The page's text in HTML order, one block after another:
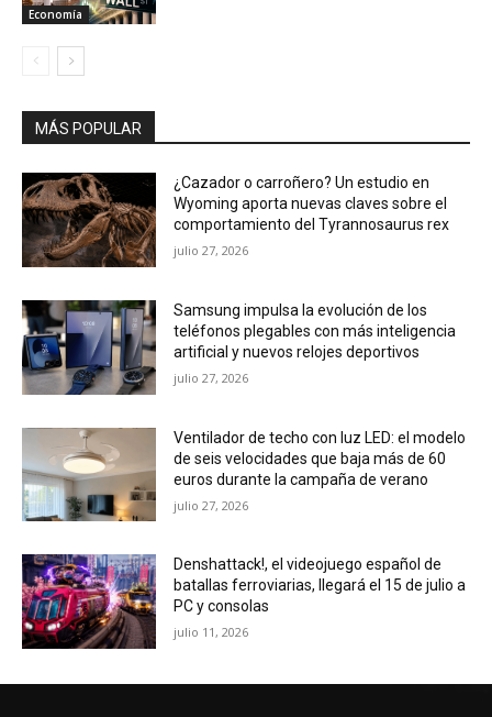
Economía
MÁS POPULAR
¿Cazador o carroñero? Un estudio en
Wyoming aporta nuevas claves sobre el
comportamiento del Tyrannosaurus rex
julio 27, 2026
Samsung impulsa la evolución de los
teléfonos plegables con más inteligencia
artificial y nuevos relojes deportivos
julio 27, 2026
Ventilador de techo con luz LED: el modelo
de seis velocidades que baja más de 60
euros durante la campaña de verano
julio 27, 2026
Denshattack!, el videojuego español de
batallas ferroviarias, llegará el 15 de julio a
PC y consolas
julio 11, 2026